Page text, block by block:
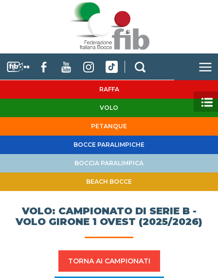
RAFFA
VOLO
PETANQUE
BOCCE PARALIMPICHE
BOCCIA PARALIMPICA
BEACH BOCCE
VOLO: CAMPIONATO DI SERIE B -
VOLO GIRONE 1 OVEST (2025/2026)
TORNA AI CAMPIONATI